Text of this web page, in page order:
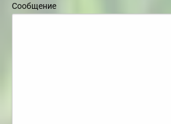
Сообщение